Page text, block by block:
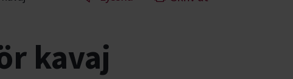
kavaj